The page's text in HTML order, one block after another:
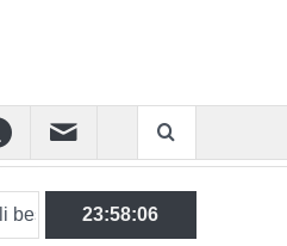
katkı sunan ürün hacmini
23:58:07